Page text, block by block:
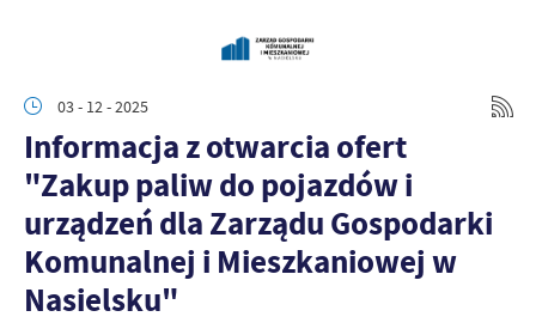
03 - 12 - 2025
Informacja z otwarcia ofert
"Zakup paliw do pojazdów i
urządzeń dla Zarządu Gospodarki
Komunalnej i Mieszkaniowej w
Nasielsku"